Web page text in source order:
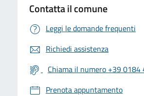
Contatta il comune
Leggi le domande frequenti
Richiedi assistenza
Chiama il numero +39 0184
Prenota appuntamento